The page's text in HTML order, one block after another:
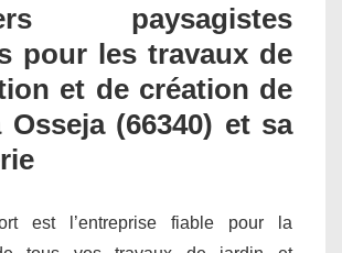
paysagistes
pour les travaux de
et de création de
(66340) et sa
est l’entreprise fiable pour la